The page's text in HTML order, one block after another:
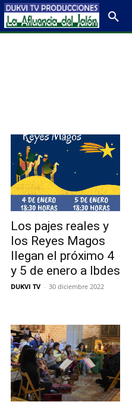
Los pajes reales y
los Reyes Magos
llegan el próximo 4
y 5 de enero a Ibdes
DUKVI TV - 30 diciembre 2022